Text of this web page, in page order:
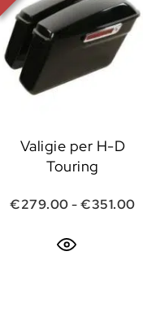
prezzo: da €355.50
Valigie per H-D
Touring
€279.00 - €351.00